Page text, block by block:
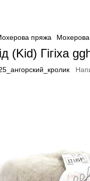
пряжа
(Kid) Гігіха